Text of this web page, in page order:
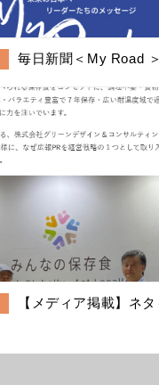
毎日新聞＜My Road ＞